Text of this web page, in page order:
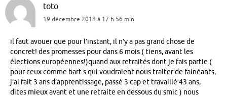
toto
19 décembre 2018 à 17 h 56 min
il faut avouer que pour l’instant, il n’y a pas grand chose de
concret! des promesses pour dans 6 mois ( tiens, avant les
élections européennes!)quand aux retraités dont je fais partie (
pour ceux comme bart s qui voudraient nous traiter de fainéants,
j’ai fait 3 ans d’apprentissage, passé 3 cap et travaillé 43 ans,
dites mieux avant et une retraite en dessous du smic ) nous